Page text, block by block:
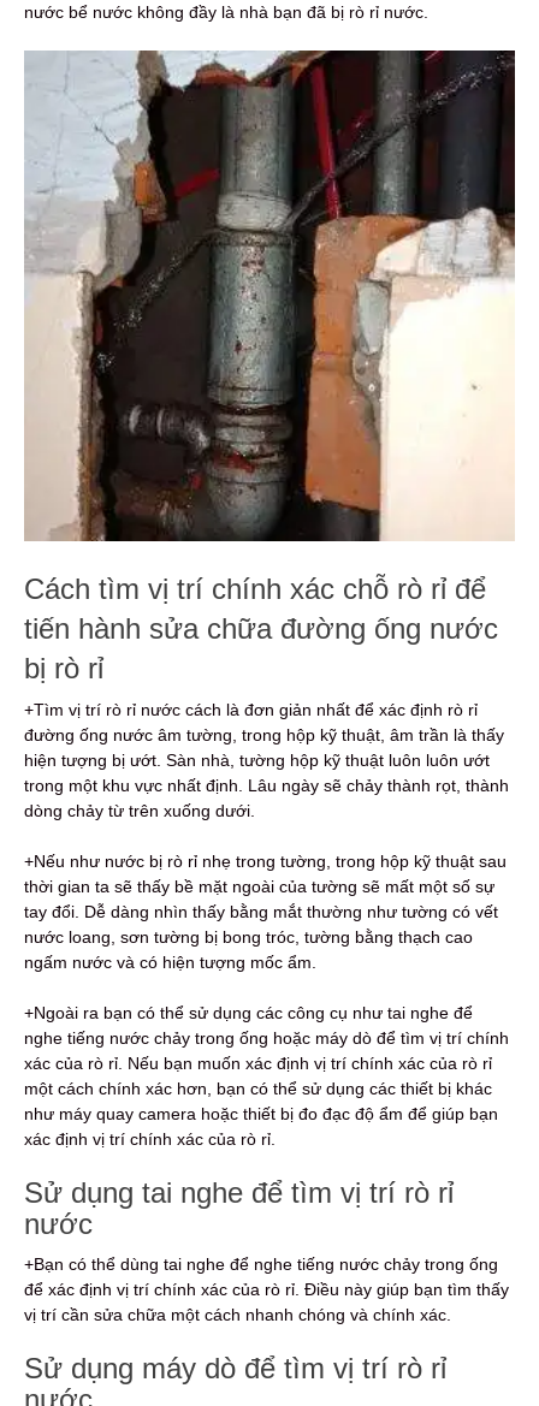
nước bể nước không đầy là nhà bạn đã bị rò rỉ nước.
Cách tìm vị trí chính xác chỗ rò rỉ để
tiến hành sửa chữa đường ống nước
bị rò rỉ
+Tìm vị trí rò rỉ nước cách là đơn giản nhất để xác định rò rỉ
đường ống nước âm tường, trong hộp kỹ thuật, âm trần là thấy
hiện tượng bị ướt. Sàn nhà, tường hộp kỹ thuật luôn luôn ướt
trong một khu vực nhất định. Lâu ngày sẽ chảy thành rọt, thành
dòng chảy từ trên xuống dưới.
+Nếu như nước bị rò rỉ nhẹ trong tường, trong hộp kỹ thuật sau
thời gian ta sẽ thấy bề mặt ngoài của tường sẽ mất một số sự
tay đổi. Dễ dàng nhìn thấy bằng mắt thường như tường có vết
nước loang, sơn tường bị bong tróc, tường bằng thạch cao
ngấm nước và có hiện tượng mốc ẩm.
+Ngoài ra bạn có thể sử dụng các công cụ như tai nghe để
nghe tiếng nước chảy trong ống hoặc máy dò để tìm vị trí chính
xác của rò rỉ. Nếu bạn muốn xác định vị trí chính xác của rò rỉ
một cách chính xác hơn, bạn có thể sử dụng các thiết bị khác
như máy quay camera hoặc thiết bị đo đạc độ ẩm để giúp bạn
xác định vị trí chính xác của rò rỉ.
Sử dụng tai nghe để tìm vị trí rò rỉ
nước
+Bạn có thể dùng tai nghe để nghe tiếng nước chảy trong ống
để xác định vị trí chính xác của rò rỉ. Điều này giúp bạn tìm thấy
vị trí cần sửa chữa một cách nhanh chóng và chính xác.
Sử dụng máy dò để tìm vị trí rò rỉ
nước